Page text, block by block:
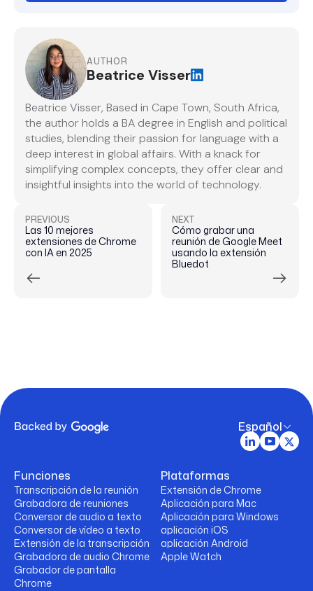
AUTHOR
Beatrice Visser
Beatrice Visser, Based in Cape Town, South Africa,
the author holds a BA degree in English and political
studies, blending their passion for language with a
deep interest in global affairs. With a knack for
simplifying complex concepts, they offer clear and
insightful insights into the world of technology.
PREVIOUS
Las 10 mejores
extensiones de Chrome
con IA en 2025
NEXT
Cómo grabar una
reunión de Google Meet
usando la extensión
Bluedot
Español
Funciones
Transcripción de la reunión
Grabadora de reuniones
Conversor de audio a texto
Conversor de vídeo a texto
Extensión de la transcripción
Grabadora de audio Chrome
Grabador de pantalla
Chrome
Plataformas
Extensión de Chrome
Aplicación para Mac
Aplicación para Windows
aplicación iOS
aplicación Android
Apple Watch